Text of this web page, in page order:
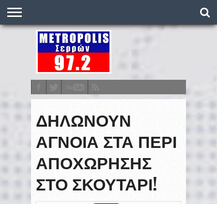
ΣΤΑΘΜΌΣ
METRONEWS
ΠΟΔΌΣΦΑΙΡΟ
ΒΑΘΜΟΛΟΓΊΕΣ
ΠΡΟΓΡΆΜΜΑΤΑ
ΣΤΟΊΧΗΜΑ
ΕΠΙΚΟΙΝΩΝΊΑ
ΔΗΛΩΝΟΥΝ
ΑΓΝΟΙΑ ΣΤΑ ΠΕΡΙ
ΑΠΟΧΩΡΗΣΗΣ
ΣΤΟ ΣΚΟΥΤΑΡΙ!